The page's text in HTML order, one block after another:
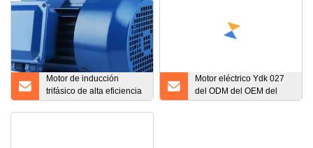
Motor de inducción
trifásico de alta eficiencia
y alta calidad YE2
Motor eléctrico Ydk 027
del ODM del OEM del
motor del ventilador del